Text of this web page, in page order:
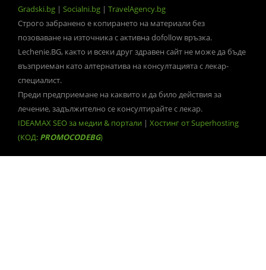
Gradski.bg | Socialni.bg | TravelAgency.bg
Строго забранено е копирането на материали без
позоваване на източника с активна dofollow връзка.
Lechenie.BG, както и всеки друг здравен сайт не може да бъде
възприеман като алтернатива на консултацията с лекар-
специалист.
Преди предприемане на каквито и да било действия за
лечение, задължително се консултирайте с лекар.
IDEAMAX SEO за медии & портали | Хостинг от Superhosting
(КОД: PROMOCODEBG)